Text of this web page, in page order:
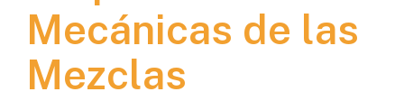
Mecánicas de las
Mezclas